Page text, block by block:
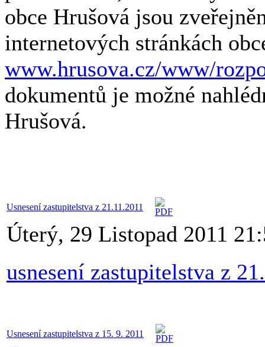
obce Hrušová jsou
internetových stránkách
www.hrusova.cz/www/
dokumentů je možné
Hrušová.
Usnesení zastupitelstva z 21.11.2011
Úterý, 29 Listopad 2011
usnesení zastupitelstva z
Usnesení zastupitelstva z 15. 9. 2011